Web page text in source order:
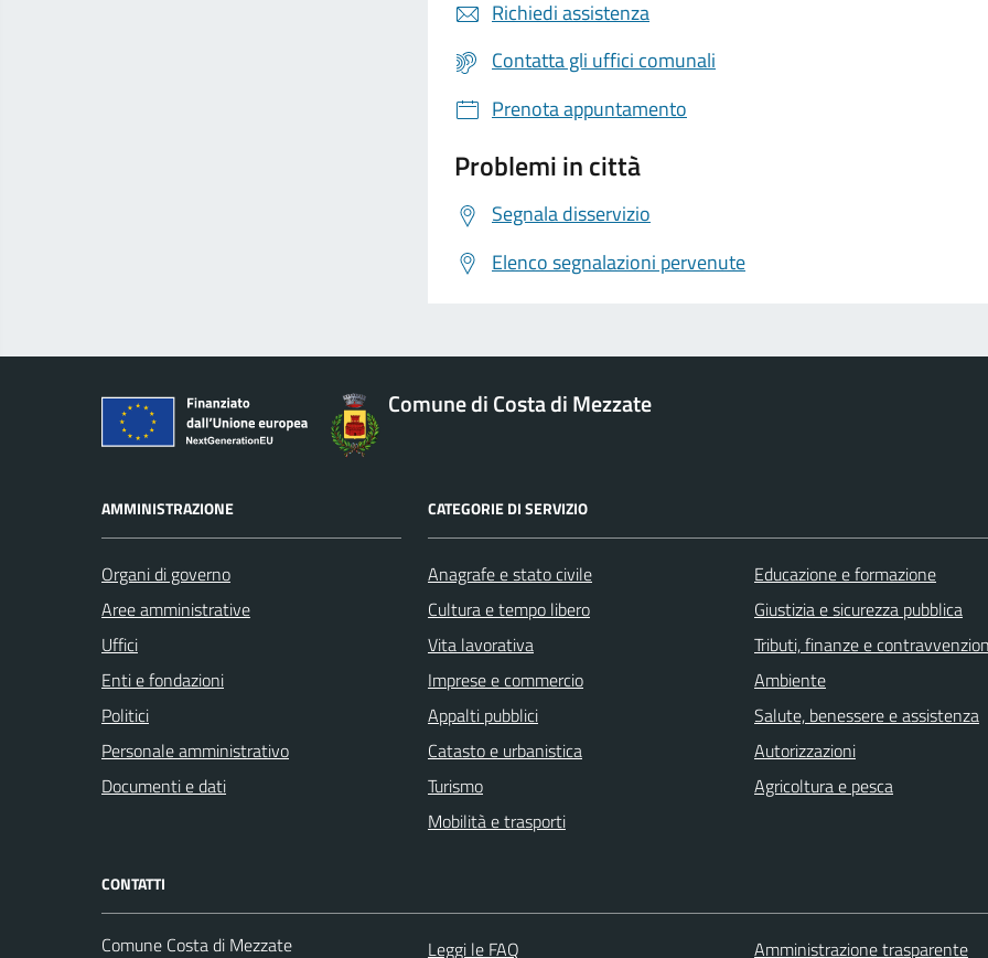
Richiedi assistenza
Contatta gli uffici comunali
Prenota appuntamento
Problemi in città
Segnala disservizio
Elenco segnalazioni pervenute
Comune di Costa di Mezzate
AMMINISTRAZIONE
Organi di governo
Aree amministrative
Uffici
Enti e fondazioni
Politici
Personale amministrativo
Documenti e dati
CATEGORIE DI SERVIZIO
Anagrafe e stato civile
Cultura e tempo libero
Vita lavorativa
Imprese e commercio
Appalti pubblici
Catasto e urbanistica
Turismo
Mobilità e trasporti
Educazione e formazione
Giustizia e sicurezza pubblica
Tributi, finanze e
Ambiente
Salute, benessere e assistenza
Autorizzazioni
Agricoltura e pesca
CONTATTI
Comune Costa di Mezzate
Leggi le FAQ Amministrazione trasparente